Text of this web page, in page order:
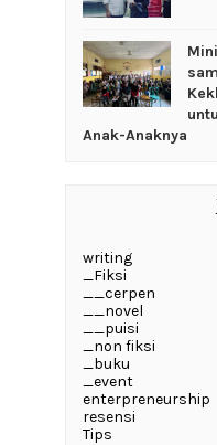
Anak-Anaknya
writing
_Fiksi
__cerpen
__novel
__puisi
_non fiksi
_buku
_event
enterpreneurship
resensi
Tips